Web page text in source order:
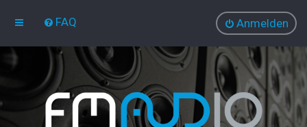
FAQ Anmelden